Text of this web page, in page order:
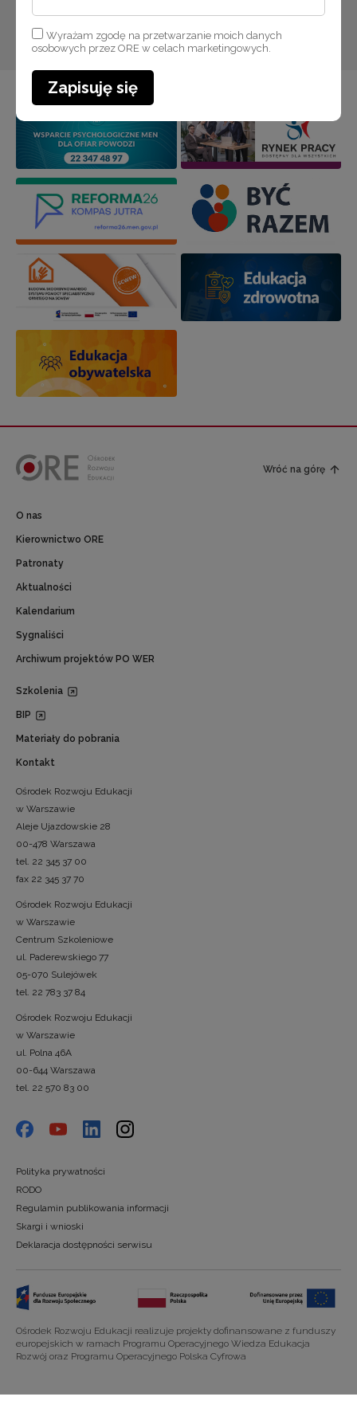
Wróć na górę
O nas
Kierownictwo ORE
Patronaty
Aktualności
Kalendarium
Sygnaliści
Archiwum projektów PO WER
Szkolenia
BIP
Materiały do pobrania
Kontakt
Ośrodek Rozwoju Edukacji
w Warszawie
Aleje Ujazdowskie 28
00-478 Warszawa
tel. 22 345 37 00
fax 22 345 37 70
Ośrodek Rozwoju Edukacji
w Warszawie
Centrum Szkoleniowe
ul. Paderewskiego 77
05-070 Sulejówek
tel. 22 783 37 84
Ośrodek Rozwoju Edukacji
w Warszawie
ul. Polna 46A
00-644 Warszawa
tel. 22 570 83 00
Polityka prywatności
RODO
Regulamin publikowania informacji
Skargi i wnioski
Deklaracja dostępności serwisu
Ośrodek Rozwoju Edukacji realizuje projekty dofinansowane z funduszy
europejskich w ramach Programu Operacyjnego Wiedza Edukacja
Rozwój oraz Programu Operacyjnego Polska Cyfrowa
Wyrażam zgodę na przetwarzanie moich danych
osobowych przez ORE w celach marketingowych.
Zapisuję się